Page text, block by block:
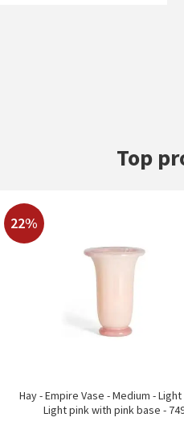
Top
22%
Hay - Empire Vase - Medium - Light
Light pink with pink base -